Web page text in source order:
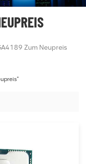
Zum Neupreis